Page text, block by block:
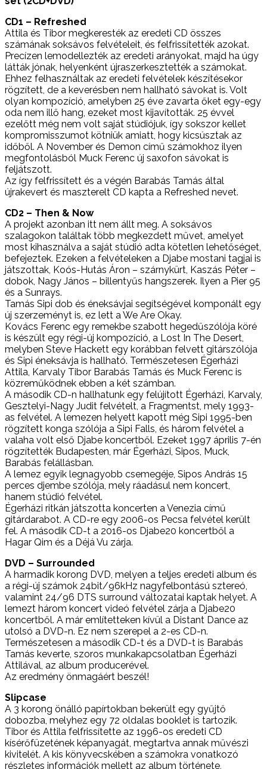
CD1 – Refreshed
Attila és Tibor megkeresték az eredeti CD összes
számának soksávos felvételeit, és felfrissítették azokat.
Precízen lemodellezték az eredeti arányokat, majd ha úgy
látták jónak, helyenként újraszerkesztették a számokat.
Ehhez felhasználtak az eredeti felvételek készítésekor
rögzített, de a keverésben nem hallható sávokat is. Volt
olyan kompozíció, amelyben 25 éve zavarta őket egy-egy
oda nem illő hang, ezeket most kijavították. 25 évvel
ezelőtt még nem volt saját stúdiójuk, így sokszor kellet
kompromisszumot kötniük amiatt, hogy kicsúsztak az
időből. A November és Demon című számokhoz ilyen
megfontolásból Muck Ferenc új saxofon sávokat is
feljátszott.
Az így felfrissített és a végén Barabás Tamás által
újrakevert és maszterelt CD kapta a Refreshed nevet.
CD2 – Then & Now
A projekt azonban itt nem állt meg. A soksávos
szalagokon találtak több megkezdett művet, amelyet
most kihasználva a saját stúdió adta kötetlen lehetőséget,
befejeztek. Ezeken a felvételeken a Djabe mostani tagjai is
játszottak, Koós-Hutás Áron – szárnykürt, Kaszás Péter –
dobok, Nagy János – billentyűs hangszerek. Ilyen a Pier 95
és a Sunrays.
Tamás Sipi dob és éneksávjai segítségével komponált egy
új szerzeményt is, ez lett a We Are Okay.
Kovács Ferenc egy remekbe szabott hegedűszólója köré
is készült egy régi-új kompozíció, a Lost In The Desert,
melyben Steve Hackett egy korábban felvett gitárszólója
és Sipi éneksávja is hallható. Természetesen Égerházi
Attila, Karvaly Tibor Barabás Tamás és Muck Ferenc is
közreműködnek ebben a két számban.
A második CD-n hallhatunk egy felújított Égerházi, Karvaly,
Gesztelyi-Nagy Judit felvételt, a Fragmentst, mely 1993-
as felvétel. A lemezen helyett kapott még Sipi 1995-ben
rögzített konga szólója a Sipi Falls, és három felvétel a
valaha volt első Djabe koncertből. Ezeket 1997 április 7-én
rögzítették Budapesten, már Égerházi, Sipos, Muck,
Barabás felállásban.
A lemez egyik legnagyobb csemegéje, Sipos András 15
perces djembe szólója, mely ráadásul nem koncert,
hanem stúdió felvétel.
Égerházi ritkán játszotta koncerten a Venezia című
gitárdarabot. A CD-re egy 2006-os Pecsa felvétel került
fel. A második CD-t a 2016-os Djabe20 koncertből a
Hagar Qim és a Déjá Vu zárja.
DVD – Surrounded
A harmadik korong DVD, melyen a teljes eredeti album és
a régi-új számok 24bit/96kHz nagyfelbontású sztereó,
valamint 24/96 DTS surround változatai kaptak helyet. A
lemezt három koncert videó felvétel zárja a Djabe20
koncertből. A már említetteken kívül a Distant Dance az
utolsó a DVD-n. Ez nem szerepel a 2-es CD-n.
Természetesen a második CD-t és a DVD-t is Barabás
Tamás keverte, szoros munkakapcsolatban Égerházi
Attilával, az album producerével.
Az eredmény önmagáért beszél!
Slipcase
A 3 korong önálló papírtokban bekerült egy gyűjtő
dobozba, melyhez egy 72 oldalas booklet is tartozik.
Tibor és Attila felfrissítette az 1996-os eredeti CD
kísérőfüzetének képanyagát, megtartva annak művészi
kivitelét. A kis könyvecskében a számokra vonatkozó
részletes információk mellett az album története,